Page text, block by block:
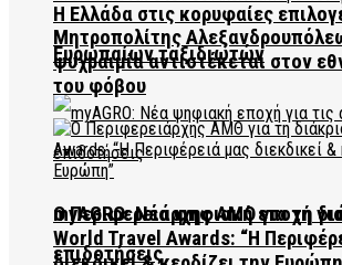
Η Ελλάδα στις κορυφαίες
Ευρωπαίων ταξιδιωτών
myAGRO: Νέα ψηφιακή εποχή
επιδοτήσεις
Μητροπολίτης
ψυχραιμία αντιστέκεται στον
του φόβου
Ο Περιφερειάρχης ΑΜΘ για τη
World Travel Awards: “Η